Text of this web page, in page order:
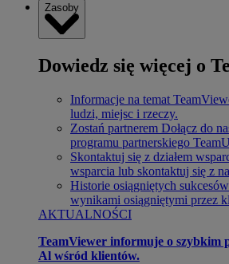
Zasoby
Dowiedz się więcej o
Informacje na temat
ludzi, miejsc i rzeczy.
Zostań partnerem Dołącz do
programu partnerskiego
Skontaktuj się z działem
wsparcia lub skontaktuj się z
Historie osiągniętych sukcesów
wynikami osiągniętymi przez
AKTUALNOŚCI
TeamViewer informuje o szybkim
Al wśród klientów.